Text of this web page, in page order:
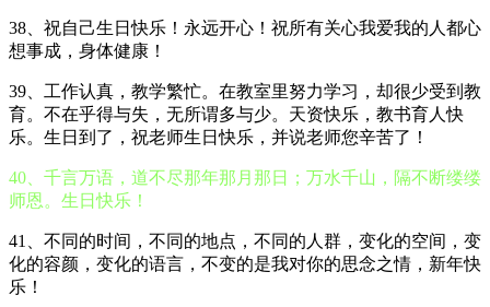
38、祝自己生日快乐！永远开心！祝所有关心我爱我的人都心
想事成，身体健康！
39、工作认真，教学繁忙。在教室里努力学习，却很少受到教
育。不在乎得与失，无所谓多与少。天资快乐，教书育人快
乐。生日到了，祝老师生日快乐，并说老师您辛苦了！
40、千言万语，道不尽那年那月那日；万水千山，隔不断缕缕
师恩。生日快乐！
41、不同的时间，不同的地点，不同的人群，变化的空间，变
化的容颜，变化的语言，不变的是我对你的思念之情，新年快
乐！